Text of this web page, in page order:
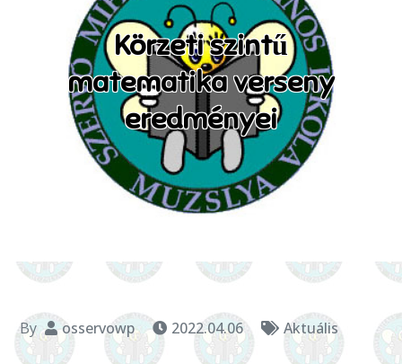
Körzeti szintű
matematika verseny
eredményei
By osservowp 2022.04.06 Aktuális